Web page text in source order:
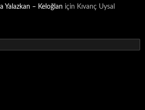
Yalazkan – Keloğlan için Kıvanç Uysal